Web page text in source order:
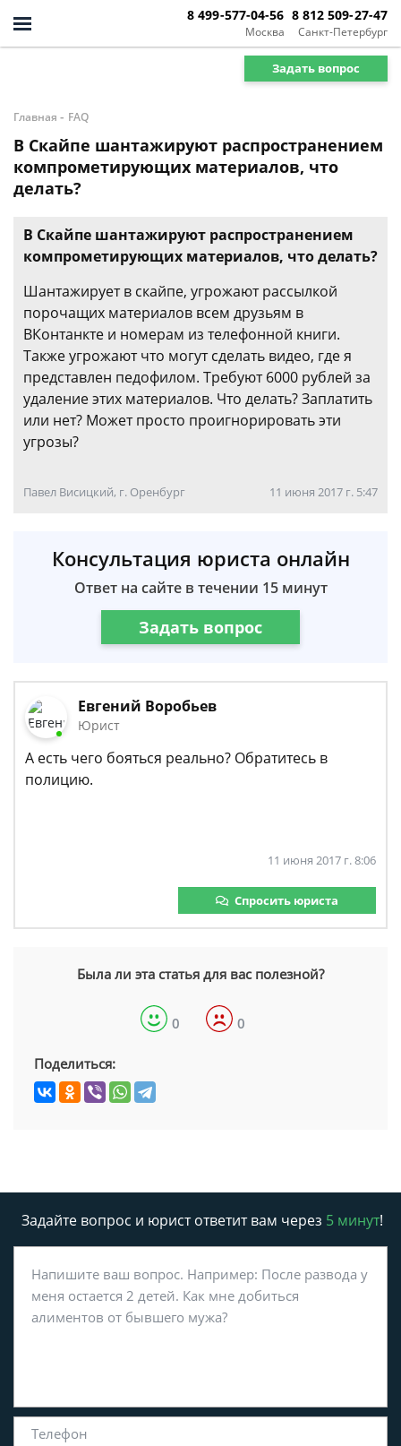
Москва
8 499-577-04-56
Санкт-Петербург
8 812 509-27-47
Задать вопрос
Главная - FAQ
В Скайпе шантажируют распространением
компрометирующих материалов, что
делать?
В Скайпе шантажируют распространением
компрометирующих материалов, что делать?
Шантажирует в скайпе, угрожают рассылкой
порочащих материалов всем друзьям в
ВКонтанкте и номерам из телефонной книги.
Также угрожают что могут сделать видео, где я
представлен педофилом. Требуют 6000 рублей за
удаление этих материалов. Что делать? Заплатить
или нет? Может просто проигнорировать эти
угрозы?
Павел Висицкий, г. Оренбург 11 июня 2017 г. 5:47
Консультация юриста онлайн
Ответ на сайте в течении 15 минут
Задать вопрос
Евгений Воробьев
Юрист
А есть чего бояться реально? Обратитесь в
полицию.
11 июня 2017 г. 8:06
Спросить юриста
Была ли эта статья для вас полезной?
0 0
Поделиться:
Задайте вопрос и юрист ответит вам через 5 минут!